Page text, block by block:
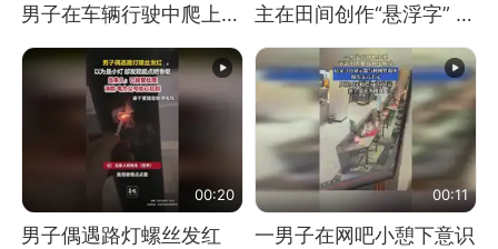
男子在车辆行驶中爬上车
主在田间创作“悬浮字” 网
00:20
男子偶遇路灯螺丝发红
00:11
一男子在网吧小憩下意识